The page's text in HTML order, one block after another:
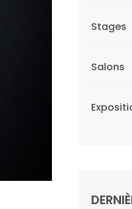
Stages
Salons